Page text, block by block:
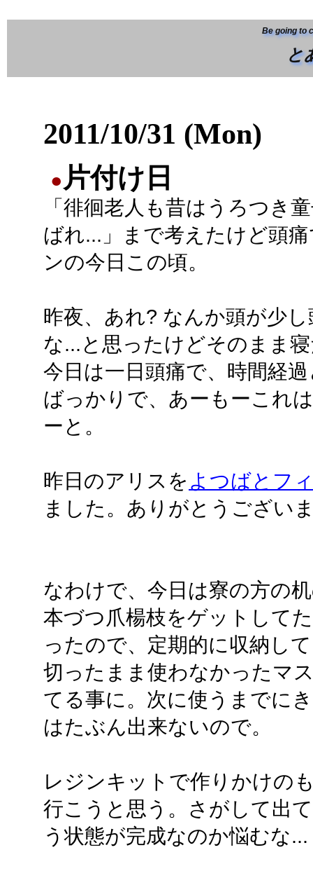
Be going to
と
2011/10/31 (Mon)
● 片付け日
「徘徊老人も昔はうろつき
ばれ...」まで考えたけど頭
ンの今日この頃。
昨夜、あれ? なんか頭が少
な...と思ったけどそのまま
今日は一日頭痛で、時間経
ばっかりで、あーもーこれ
ーと。
昨日のアリスを よつばとフ
ました。ありがとうござい
なわけで、今日は寮の方の
本づつ爪楊枝をゲットして
ったので、定期的に収納し
切ったまま使わなかったマ
てる事に。次に使うまでに
はたぶん出来ないので。
レジンキットで作りかけの
行こうと思う。さがして出
う状態が完成なのか悩むな...